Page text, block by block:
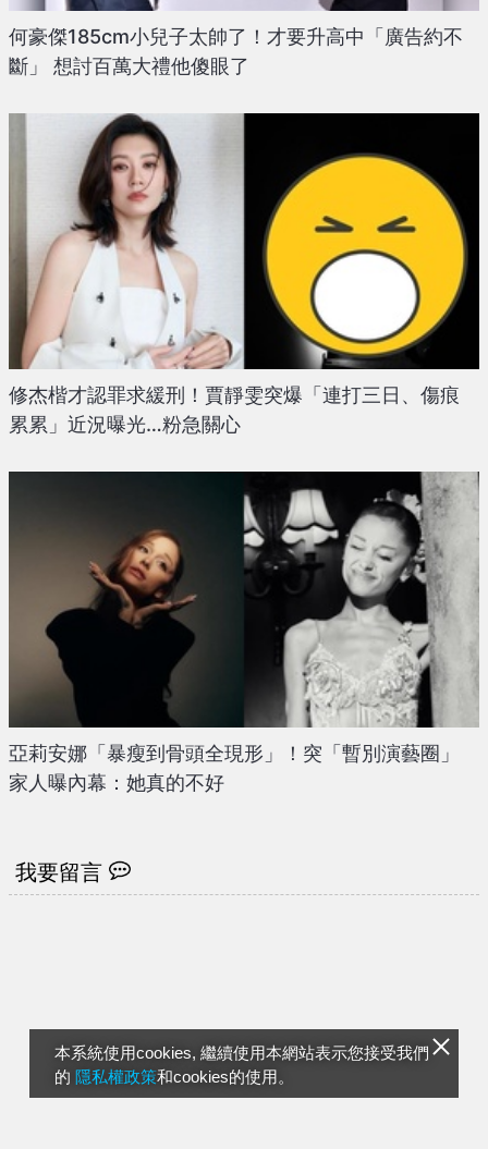
本系統使用cookies, 繼續使用本網站表示您接受我們
的 隱私權政策和cookies的使用。
何豪傑185cm小兒子太帥了！才要升高中「廣告約不
斷」 想討百萬大禮他傻眼了
修杰楷才認罪求緩刑！賈靜雯突爆「連打三日、傷痕
累累」近況曝光…粉急關心
亞莉安娜「暴瘦到骨頭全現形」！突「暫別演藝圈」
家人曝內幕：她真的不好
我要留言